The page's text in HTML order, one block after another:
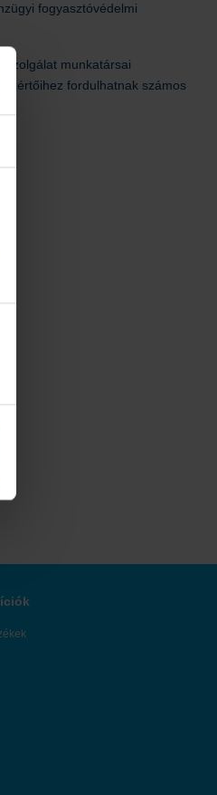
fogyasztóvédelmi
munkatársai
fordulhatnak számos